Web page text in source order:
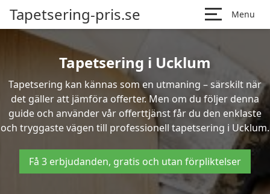
Tapetsering-pris.se Menu
Tapetsering i Ucklum
Tapetsering kan kännas som en utmaning – särskilt när
det gäller att jämföra offerter. Men om du följer denna
guide och använder vår offerttjänst får du den enklaste
och tryggaste vägen till professionell tapetsering i Ucklum.
Få 3 erbjudanden, gratis och utan förpliktelser